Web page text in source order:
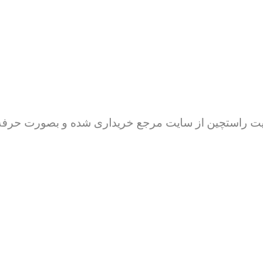
سایت راستچین از سایت مرجع خریداری شده و بصورت